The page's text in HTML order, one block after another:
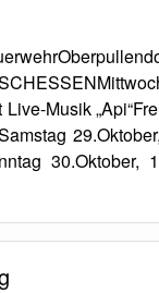
Musik
30.Oktober,